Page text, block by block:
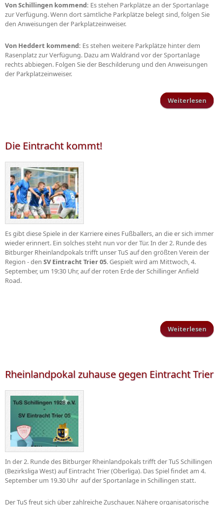
Von Schillingen kommend: Es stehen Parkplätze an der Sportanlage
zur Verfügung. Wenn dort sämtliche Parkplätze belegt sind, folgen Sie
den Anweisungen der Parkplatzeinweiser.
Von Heddert kommend: Es stehen weitere Parkplätze hinter dem
Rasenplatz zur Verfügung. Dazu am Waldrand vor der Sportanlage
rechts abbiegen. Folgen Sie der Beschilderung und den Anweisungen
der Parkplatzeinweiser.
Weiterlesen
Die Eintracht kommt!
Es gibt diese Spiele in der Karriere eines Fußballers, an die er sich immer
wieder erinnert. Ein solches steht nun vor der Tür. In der 2. Runde des
Bitburger Rheinlandpokals trifft unser TuS auf den größten Verein der
Region - den SV Eintracht Trier 05. Gespielt wird am Mittwoch, 4.
September, um 19:30 Uhr, auf der roten Erde der Schillinger Anfield
Road.
Weiterlesen
Rheinlandpokal zuhause gegen Eintracht Trier
In der 2. Runde des Bitburger Rheinlandpokals trifft der TuS Schillingen
(Bezirksliga West) auf Eintracht Trier (Oberliga). Das Spiel findet am 4.
September um 19.30 Uhr auf der Sportanlage in Schillingen statt.
Der TuS freut sich über zahlreiche Zuschauer. Nähere organisatorische